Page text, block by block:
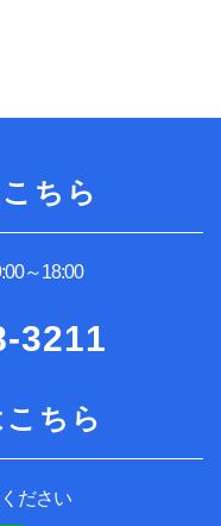
ちら
～18:00
3211
ちら
ださい